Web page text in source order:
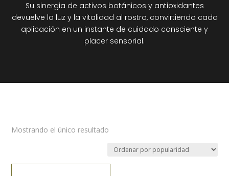
Su sinergia de activos botánicos y antioxidantes
devuelve la luz y la vitalidad al rostro, convirtiendo cada
aplicación en un instante de cuidado consciente y
placer sensorial.
Mostrando el único resultado